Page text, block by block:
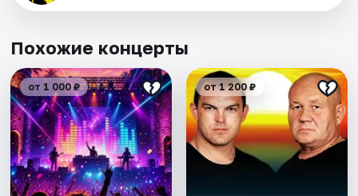
Похожие концерты
от 1 000 ₽ от 1 200 ₽